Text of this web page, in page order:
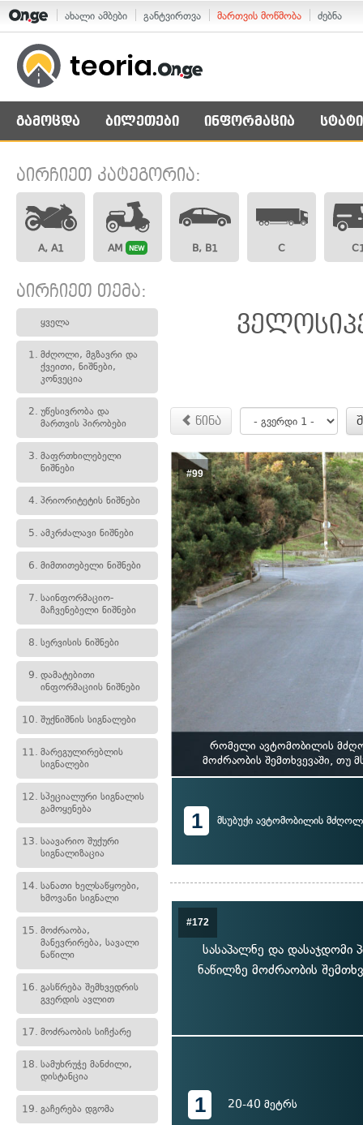
ახალი ამბები განტვირთვა მართვის მოწმობა ძებნა
გამოცდა ბილეთები ინფორმაცია
აირჩიეთ კატეგორია:
A, A1 AM NEW B, B1 C
აირჩიეთ თემა:
ყველა
1. მძღოლი, მგზავრი და
ქვეითი, ნიშნები,
კონვეცია
2. უწესივრობა და
მართვის პირობები
3. მაფრთხილებელი
ნიშნები
4. პრიორიტეტის ნიშნები
5. ამკრძალავი ნიშნები
6. მიმთითებელი ნიშნები
7. საინფორმაციო-
მაჩვენებელი ნიშნები
8. სერვისის ნიშნები
9. დამატებითი
ინფორმაციის ნიშნები
10. შუქნიშნის სიგნალები
11. მარეგულირებლის
სიგნალები
12. სპეციალური სიგნალის
გამოყენება
13. საავარიო შუქური
სიგნალიზაცია
14. სანათი ხელსაწყოები,
ხმოვანი სიგნალი
15. მოძრაობა,
მანევრირება, სავალი
ნაწილი
16. გასწრება შემხვედრის
გვერდის ავლით
17. მოძრაობის სიჩქარე
18. სამუხრუჭე მანძილი,
დისტანცია
19. გაჩერება დგომა
წინა
#99
რომელი ავტომობილის
მოძრაობის შემთხვევაში, თუ
1 მსუბუქი ავტომობილის
#172
სასაპალნე და დასაჯდომი
ნაწილზე მოძრაობის
1 20-40 მეტრს